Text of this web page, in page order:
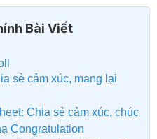
Bài Viết
sẻ cảm xúc, mang lại
Chia sẻ cảm xúc, chúc
Congratulation